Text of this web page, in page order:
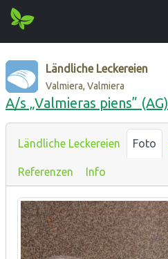
Ländliche Leckereien
Valmiera, Valmiera
A/s „Valmieras piens” (AG)
Ländliche Leckereien Foto
Referenzen Info